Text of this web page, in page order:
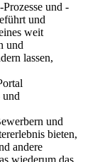
und -
und
weit
und
lassen,
und
und
bieten,
andere